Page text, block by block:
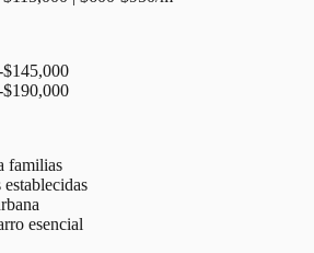
familias
esencial